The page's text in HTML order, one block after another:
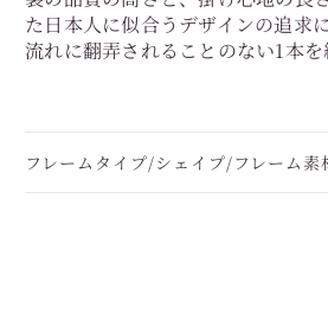
た日本人に似合うデザインの追求
流れに翻弄されることのない1本を
フレームタイプ/シェイプ/フレーム